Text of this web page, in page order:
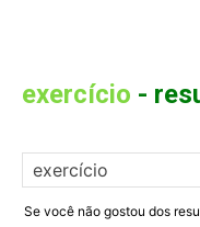
exercício -
Se você não gostou dos